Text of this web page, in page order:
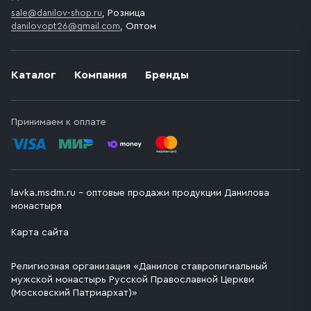
Каталог Компания Бренды
Принимаем к оплате
sale@danilov-shop.ru, Розница
danilovopt26@gmail.com, Оптом
lavka.msdm.ru – оптовые продажи продукции Данилова
монастыря
Карта сайта
Религиозная организация «Данилов ставропигиальный
мужской монастырь Русской Православной Церкви
(Московский Патриархат)»